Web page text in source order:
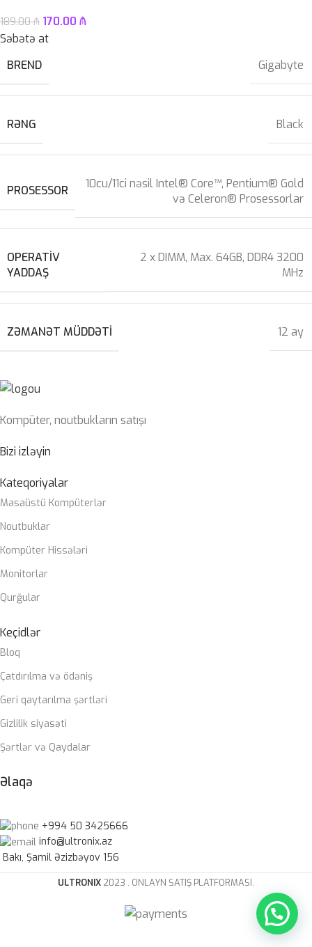
189.00₼ 170.00 ₼
Səbətə at
BREND
Gigabyte
RƏNG Black
PROSESSOR
10cu/11ci nəsil Intel® Core™, Pentium® Gold
və Celeron® Prosessorlar
OPERATIV
YADDAŞ
2 x DIMM, Max. 64GB, DDR4 3200
MHz
ZƏMANƏT MÜDDƏTI 12 ay
Kompüter, noutbukların satışı
Bizi izləyin
Kateqoriyalar
Masaüstü Kompüterlər
Noutbuklar
Kompüter Hissələri
Monitorlar
Qurğular
Keçidlər
Bloq
Çatdırılma və ödəniş
Geri qaytarılma şərtləri
Gizlilik siyasəti
Şərtlər və Qaydalar
Əlaqə
+994 50 3425666
info@ultronix.az
Bakı, Şamil Əzizbəyov 156
ULTRONIX 2023 . ONLAYN SATIŞ PLATFORMASI.